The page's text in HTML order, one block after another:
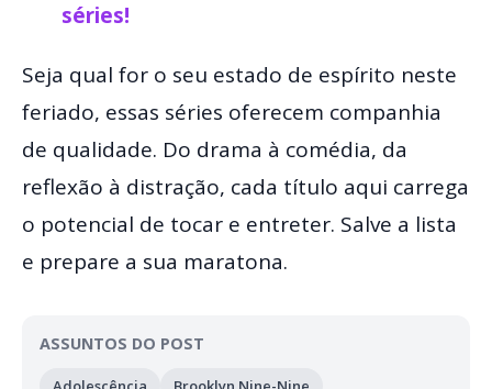
séries!
Seja qual for o seu estado de espírito neste
feriado, essas séries oferecem companhia
de qualidade. Do drama à comédia, da
reflexão à distração, cada título aqui carrega
o potencial de tocar e entreter. Salve a lista
e prepare a sua maratona.
ASSUNTOS DO POST